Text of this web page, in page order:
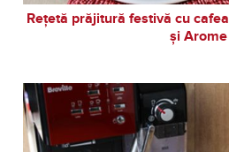
Rețetă prăjitură festivă cu
și Arome